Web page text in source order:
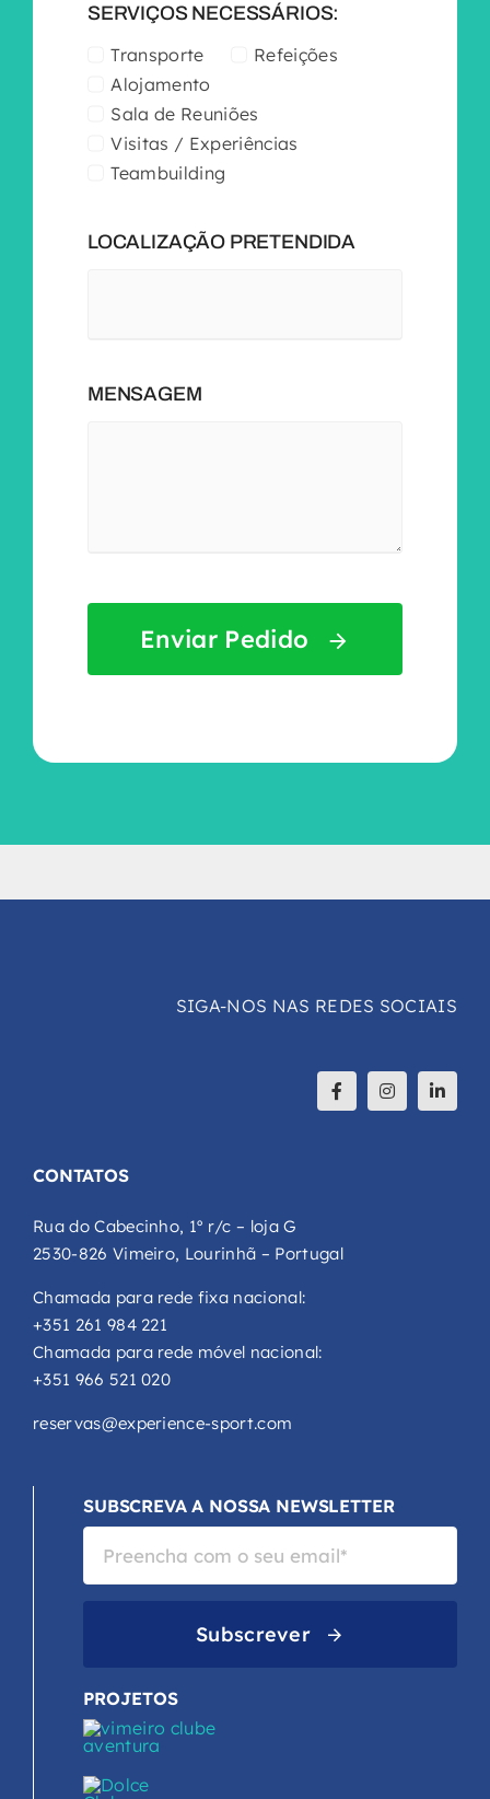
SERVIÇOS NECESSÁRIOS:
Transporte
Refeições
Alojamento
Sala de Reuniões
Visitas / Experiências
Teambuilding
LOCALIZAÇÃO PRETENDIDA
MENSAGEM
Enviar Pedido
SIGA-NOS NAS REDES SOCIAIS
CONTATOS
Rua do Cabecinho, 1º r/c – loja G
2530-826 Vimeiro, Lourinhã – Portugal
Chamada para rede fixa nacional:
+351 261 984 221
Chamada para rede móvel nacional:
+351 966 521 020
reservas@experience-sport.com
SUBSCREVA A NOSSA NEWSLETTER
Subscrever
PROJETOS